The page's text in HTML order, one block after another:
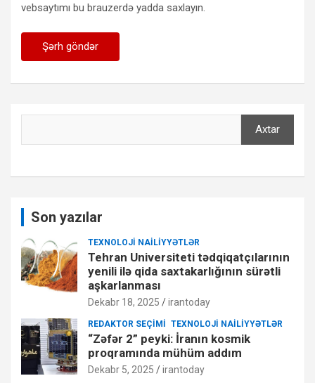
vebsaytımı bu brauzerdə yadda saxlayın.
Axtar
Son yazılar
TEXNOLOJI NAILIYYƏTLƏR
Tehran Universiteti tədqiqatçılarının
yenili ilə qida saxtakarlığının sürətli
aşkarlanması
Dekabr 18, 2025 irantoday
REDAKTOR SEÇIMI TEXNOLOJI NAILIYYƏTLƏR
“Zəfər 2” peyki: İranın kosmik
proqramında mühüm addım
Dekabr 5, 2025 irantoday